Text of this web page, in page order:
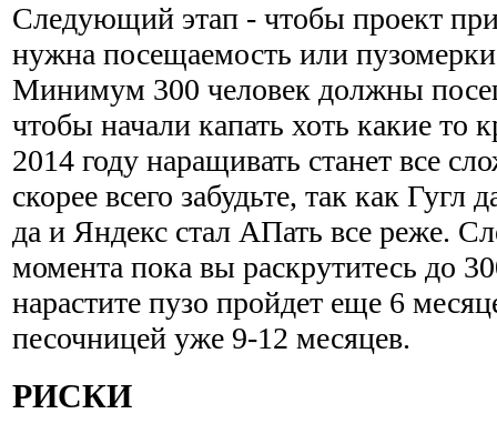
Следующий этап - чтобы проект
нужна посещаемость или
Минимум 300 человек должны
чтобы начали капать хоть какие то
2014 году наращивать станет все
скорее всего забудьте, так как Гугл
да и Яндекс стал АПать все реже.
момента пока вы раскрутитесь до
нарастите пузо пройдет еще 6
песочницей уже 9-12 месяцев.
РИСКИ